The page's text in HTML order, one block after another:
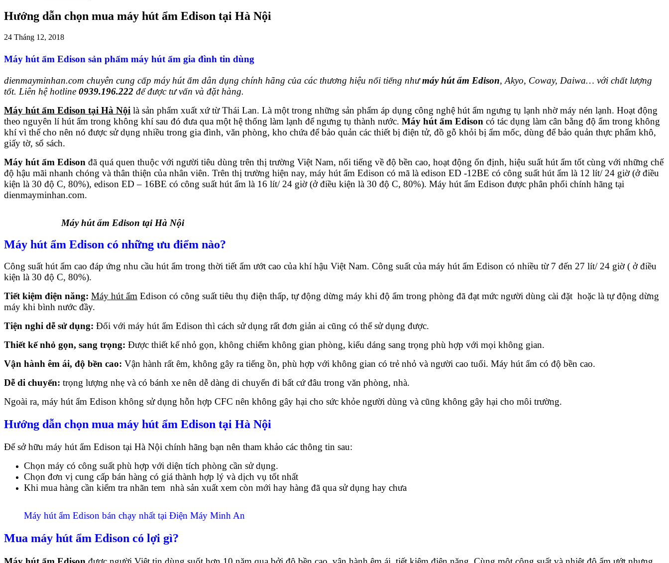
Hướng dẫn chọn mua máy hút ẩm Edison tại Hà Nội
24 Tháng 12, 2018
Máy hút ẩm Edison sản phẩm máy hút ẩm gia đình tin dùng
dienmayminhan.com chuyên cung cấp máy hút ẩm dân dụng chính hãng của các thương hiệu nổi tiếng nhưmáy hút ẩm Edison, Akyo, Coway, Daiwa… với chất lượng
tốt. Liên hệ hotline 0939.196.222 để được tư vấn và đặt hàng.
Máy hút ẩm Edison tại Hà Nội là sản phẩm xuất xứ từ Thái Lan. Là một trong những sản phẩm áp dụng công nghệ hút ẩm ngưng tụ lạnh nhờ máy nén lạnh. Hoạt động
theo nguyên lí hút ẩm trong không khí sau đó đưa qua một hệ thống làm lạnh để ngưng tụ thành nước. Máy hút ẩm Edison có tác dụng làm cân bằng độ ẩm trong không
khí vì thế cho nên nó được sử dụng nhiều trong gia đình, văn phòng, kho chứa để bảo quản các thiết bị điện tử, đồ gỗ khỏi bị ẩm mốc, dùng để bảo quản thực phẩm khô,
giấy tờ, sổ sách.
Máy hút ẩm Edison đã quá quen thuộc với người tiêu dùng trên thị trường Việt Nam, nổi tiếng về độ bền cao, hoạt động ổn định, hiệu suất hút ẩm tốt cùng với những chế
độ hậu mãi nhanh chóng và thân thiện của nhân viên. Trên thị trường hiện nay, máy hút ẩm Edison có mã là edison ED -12BE có công suất hút ẩm là 12 lít/ 24 giờ (ở điều
kiện là 30 độ C, 80%), edison ED – 16BE có công suất hút ẩm là 16 lít/ 24 giờ (ở điều kiện là 30 độ C, 80%). Máy hút ẩm Edison được phân phối chính hãng tại
dienmayminhan.com.
Máy hút ẩm Edison tại Hà Nội
Máy hút ẩm Edison có những ưu điểm nào?
Công suất hút ẩm cao đáp ứng nhu cầu hút ẩm trong thời tiết ẩm ướt cao của khí hậu Việt Nam. Công suất của máy hút ẩm Edison có nhiều từ 7 đến 27 lít/ 24 giờ ( ở điều
kiện là 30 độ C, 80%).
Tiết kiệm điện năng: Máy hút ẩm Edison có công suất tiêu thụ điện thấp, tự động dừng máy khi độ ẩm trong phòng đã đạt mức người dùng cài đặt hoặc là tự động dừng
máy khi bình nước đầy.
Tiện nghi dễ sử dụng: Đối với máy hút ẩm Edison thì cách sử dụng rất đơn giản ai cũng có thể sử dụng được.
Thiết kế nhỏ gọn, sang trọng: Được thiết kế nhỏ gọn, không chiếm không gian phòng, kiểu dáng sang trọng phù hợp với mọi không gian.
Vận hành êm ái, độ bền cao: Vận hành rất êm, không gây ra tiếng ồn, phù hợp với không gian có trẻ nhỏ và người cao tuổi. Máy hút ẩm có độ bền cao.
Dễ di chuyển: trọng lượng nhẹ và có bánh xe nên dễ dàng di chuyển đi bất cứ đâu trong văn phòng, nhà.
Ngoài ra, máy hút ẩm Edison không sử dụng hỗn hợp CFC nên không gây hại cho sức khỏe người dùng và cũng không gây hại cho môi trường.
Hướng dẫn chọn mua máy hút ẩm Edison tại Hà Nội
Để sở hữu máy hút ẩm Edison tại Hà Nội chính hãng bạn nên tham khảo các thông tin sau:
Chọn máy có công suất phù hợp với diện tích phòng cần sử dụng.
Chọn đơn vị cung cấp bán hàng có giá thành hợp lý và dịch vụ tốt nhất
Khi mua hàng cần kiểm tra nhãn tem nhà sản xuất xem còn mới hay hàng đã qua sử dụng hay chưa
Máy hút ẩm Edison bán chạy nhất tại Điện Máy Minh An
Mua máy hút ẩm Edison có lợi gì?